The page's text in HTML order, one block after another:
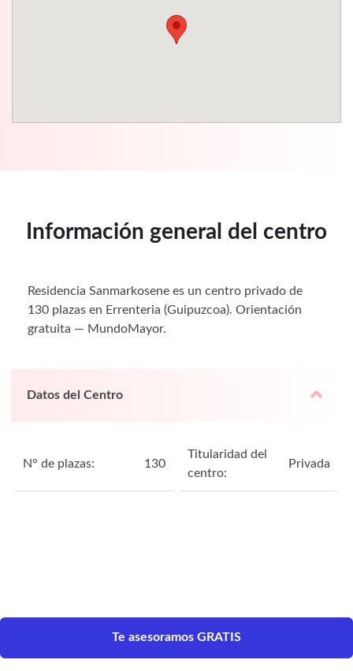
Información general del centro
Residencia Sanmarkosene es un centro privado de
130 plazas en Errenteria (Guipuzcoa). Orientación
gratuita — MundoMayor.
Datos del Centro
N° de plazas: 130
Titularidad del
centro:
Privada
Te asesoramos GRATIS